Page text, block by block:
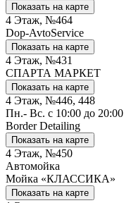
Показать на карте
4 Этаж, №464
Dop-AvtoService
Показать на карте
4 Этаж, №431
СПАРТА МАРКЕТ
Показать на карте
4 Этаж, №446, 448
Пн.- Вс. с 10:00 до 20:00
Border Detailing
Показать на карте
4 Этаж, №450
Автомойка
Мойка «КЛАССИКА»
Показать на карте